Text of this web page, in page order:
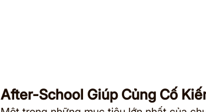
After-School Giúp Củng Cố